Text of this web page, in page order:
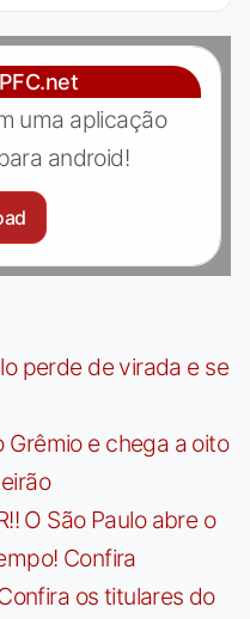
uma aplicação
android!
perde de virada e se
Grêmio e chega a oito
O São Paulo abre o
Confira
os titulares do